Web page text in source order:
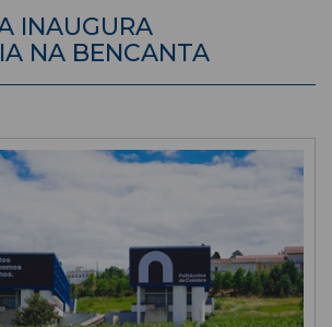
INAUGURA
NA BENCANTA